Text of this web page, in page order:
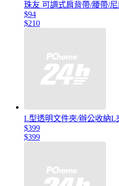
珠友 可調式肩背帶/腰帶/
$94
$210
L型透明文件夾/辦公收納L
$399
$399